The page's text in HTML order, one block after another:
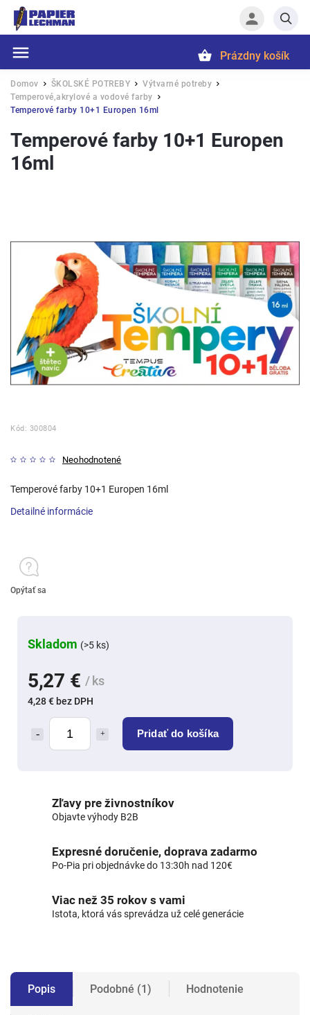
Hľadať
Prázdny košík
Domov / ŠKOLSKÉ POTREBY / Výtvarné potreby /
Temperové,akrylové a vodové farby /
Temperové farby 10+1 Europen 16ml
Temperové farby 10+1 Europen
16ml
Kód: 300804
Neohodnotené
5,27 € / ks
4,28 € bez DPH
Pridať do košíka
Skladom (>5 ks)
Temperové farby 10+1 Europen 16ml
Detailné informácie
Opýtať sa
Zľavy pre živnostníkov
Objavte výhody B2B
Expresné doručenie, doprava zadarmo
Po-Pia pri objednávke do 13:30h nad 120€
Viac než 35 rokov s vami
Istota, ktorá vás sprevádza už celé generácie
Popis Podobné (1) Hodnotenie